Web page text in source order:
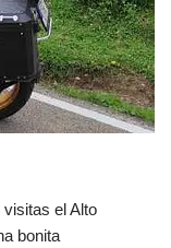
el Alto
bonita